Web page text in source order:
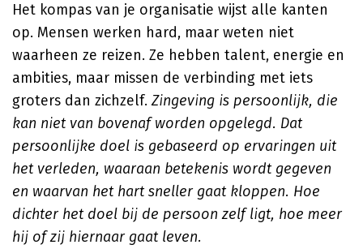
Het kompas van je organisatie wijst alle kanten
op. Mensen werken hard, maar weten niet
waarheen ze reizen. Ze hebben talent, energie en
ambities, maar missen de verbinding met iets
groters dan zichzelf. Zingeving is persoonlijk, die
kan niet van bovenaf worden opgelegd. Dat
persoonlijke doel is gebaseerd op ervaringen uit
het verleden, waaraan betekenis wordt gegeven
en waarvan het hart sneller gaat kloppen. Hoe
dichter het doel bij de persoon zelf ligt, hoe meer
hij of zij hiernaar gaat leven.